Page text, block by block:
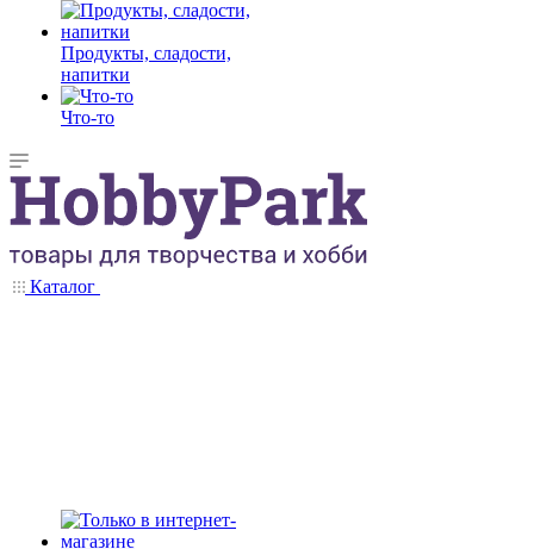
Продукты, сладости,
напитки
Что-то
Каталог